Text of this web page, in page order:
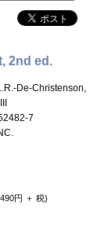
2nd ed.
De-Christenson,
7
円 ＋ 税)